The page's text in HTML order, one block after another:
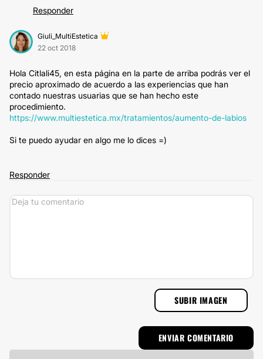
Responder
Giuli_MultiEstetica
22 oct 2018
Hola Citlali45, en esta página en la parte de arriba podrás ver el
precio aproximado de acuerdo a las experiencias que han
contado nuestras usuarias que se han hecho este
procedimiento.
https://www.multiestetica.mx/tratamientos/aumento-de-labios
Si te puedo ayudar en algo me lo dices =)
Responder
SUBIR IMAGEN